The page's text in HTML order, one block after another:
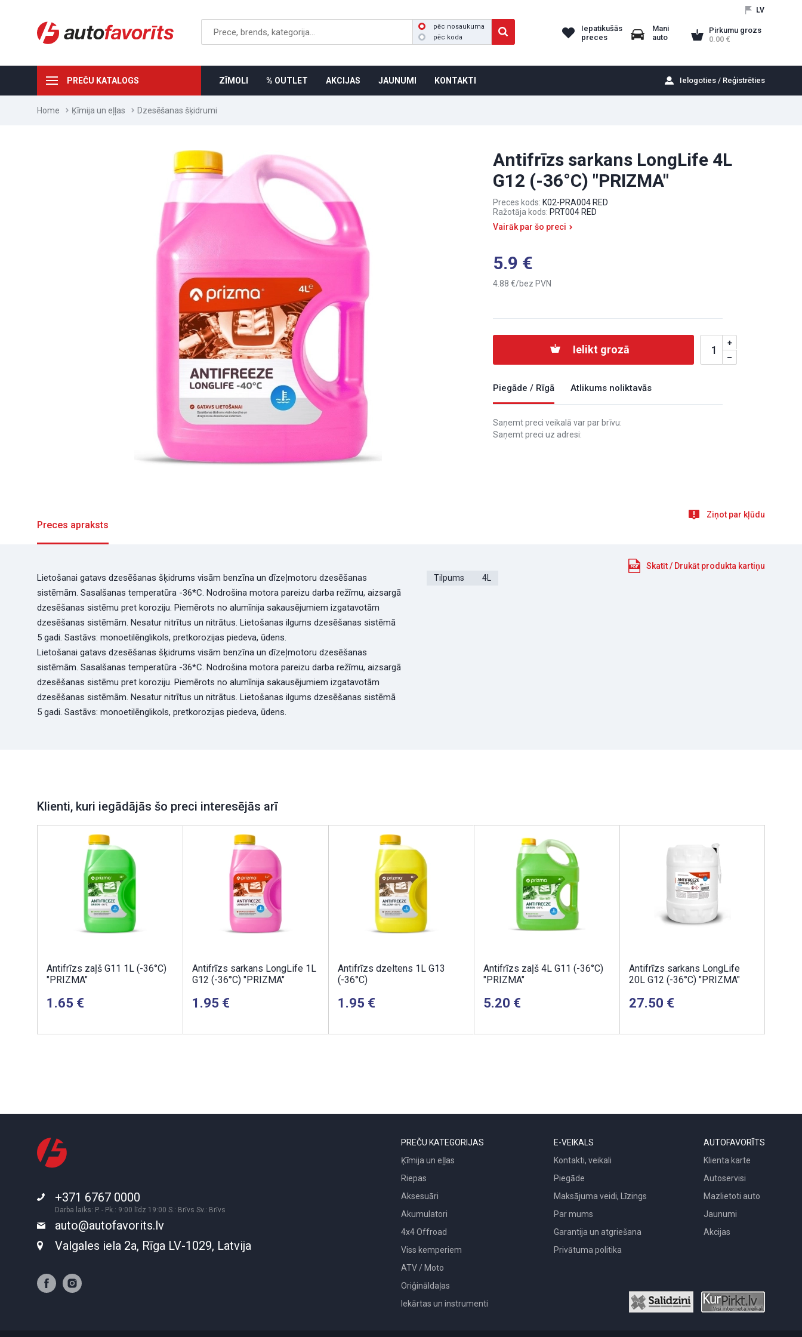
LV
Iepatikušās
preces
Mani
auto
Pirkumu grozs
0.00
pēc nosaukuma
pēc koda
Ielogoties / Reģistrēties
PREČU KATALOGS ZĪMOLI % OUTLET AKCIJAS JAUNUMI KONTAKTI
Home Ķīmija un eļļas Dzesēšanas šķidrumi
Antifrīzs sarkans LongLife 4L
G12 (-36°C) "PRIZMA"
Preces kods: K02-PRA004 RED
Ražotāja kods: PRT004 RED
Vairāk par šo preci
5.9
4.88 bez PVN
Ielikt grozā
Piegāde / Rīgā Atlikums noliktavās
Saņemt preci veikalā var par brīvu:
Saņemt preci uz adresi:
Ziņot par kļūdu
Skatīt / Drukāt produkta kartiņu
Preces apraksts
Lietošanai gatavs dzesēšanas šķidrums visām benzīna un dīzeļmotoru dzesēšanas
sistēmām. Sasalšanas temperatūra -36*C. Nodrošina motora pareizu darba režīmu, aizsargā
dzesēšanas sistēmu pret koroziju. Piemērots no alumīnija sakausējumiem izgatavotām
dzesēšanas sistēmām. Nesatur nitrītus un nitrātus. Lietošanas ilgums dzesēšanas sistēmā
5 gadi. Sastāvs: monoetilēnglikols, pretkorozijas piedeva, ūdens.
Lietošanai gatavs dzesēšanas šķidrums visām benzīna un dīzeļmotoru dzesēšanas
sistēmām. Sasalšanas temperatūra -36*C. Nodrošina motora pareizu darba režīmu, aizsargā
dzesēšanas sistēmu pret koroziju. Piemērots no alumīnija sakausējumiem izgatavotām
dzesēšanas sistēmām. Nesatur nitrītus un nitrātus. Lietošanas ilgums dzesēšanas sistēmā
5 gadi. Sastāvs: monoetilēnglikols, pretkorozijas piedeva, ūdens.
Tilpums 4L
Klienti, kuri iegādājās šo preci interesējās arī
Antifrīzs zaļš G11 1L (-36°C)
"PRIZMA"
1.65
Antifrīzs sarkans LongLife 1L
G12 (-36°C) "PRIZMA"
1.95
Antifrīzs dzeltens 1L G13
(-36°C)
1.95
Antifrīzs zaļš 4L G11 (-36°C)
"PRIZMA"
5.20
Antifrīzs sarkans LongLife
20L G12 (-36°C) "PRIZMA"
27.50
+371 6767 0000
Darba laiks: P. - Pk.: 9:00 līdz 19:00 S.: Brīvs Sv.: Brīvs
auto@autofavorits.lv
Valgales iela 2a, Rīga LV-1029, Latvija
PREČU KATEGORIJAS
Ķīmija un eļļas
Riepas
Aksesuāri
Akumulatori
4x4 Offroad
Viss kemperiem
ATV / Moto
Oriģināldaļas
Iekārtas un instrumenti
E-VEIKALS
Kontakti, veikali
Piegāde
Maksājuma veidi, Līzings
Par mums
Garantija un atgriešana
Privātuma politika
AUTOFAVORĪTS
Klienta karte
Autoservisi
Mazlietoti auto
Jaunumi
Akcijas